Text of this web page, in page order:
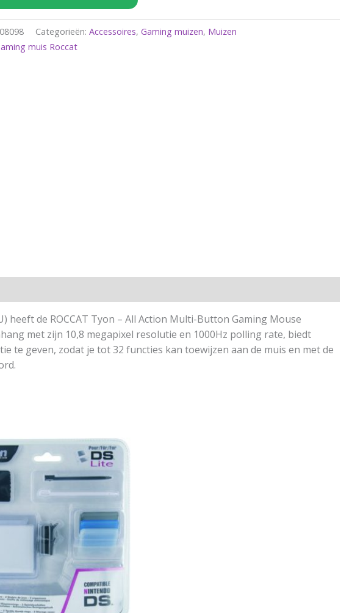
Categorieën:Accessoires,Gaming muizen, Muizen
muis Roccat
de ROCCAT Tyon – All Action Multi-Button Gaming Mouse
met zijn 10,8 megapixel resolutie en 1000Hz polling rate, biedt
te geven, zodat je tot 32 functies kan toewijzen aan de muis en met de